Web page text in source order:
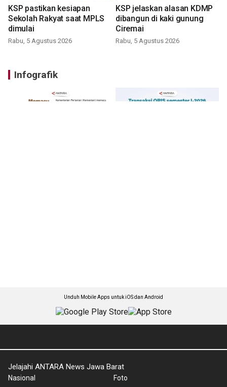
KSP pastikan kesiapan
Sekolah Rakyat saat MPLS
dimulai
Rabu, 5 Agustus 2026
KSP jelaskan alasan KDMP
dibangun di kaki gunung
Ciremai
Rabu, 5 Agustus 2026
Infografik
Unduh Mobile Apps untuk iOS dan Android
Jelajahi ANTARA News Jawa Barat
Nasional
Foto